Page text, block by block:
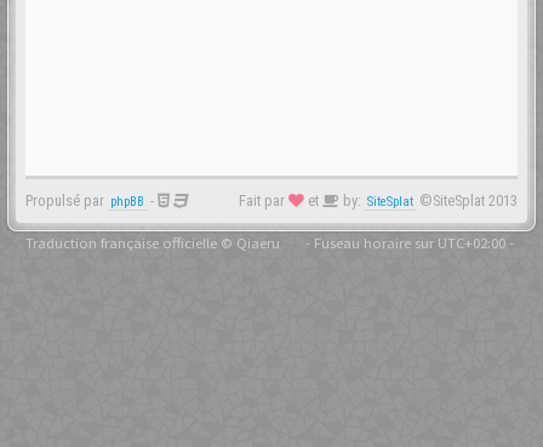
Propulsé par phpBB - Fait par et by: SiteSplat ©SiteSplat 2013
Traduction française officielle © Qiaeru - Fuseau horaire sur UTC+02:00 -